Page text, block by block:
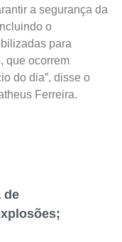
a segurança da
o
para
que ocorrem
do dia”, disse o
Ferreira.
de